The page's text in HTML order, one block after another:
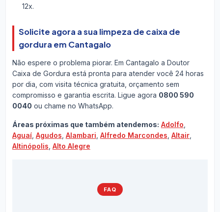
12x.
Solicite agora a sua limpeza de caixa de
gordura em Cantagalo
Não espere o problema piorar. Em Cantagalo a Doutor
Caixa de Gordura está pronta para atender você 24 horas
por dia, com visita técnica gratuita, orçamento sem
compromisso e garantia escrita. Ligue agora 0800 590
0040 ou chame no WhatsApp.
Áreas próximas que também atendemos: Adolfo
Aguaí, Agudos Alambari Alfredo Marcondes Altair,
Altinópolis Alto Alegre
FAQ